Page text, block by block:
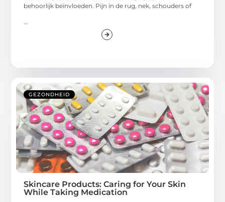
behoorlijk beïnvloeden. Pijn in de rug, nek, schouders of
GEZONDHEID
Skincare Products: Caring for Your Skin
While Taking Medication